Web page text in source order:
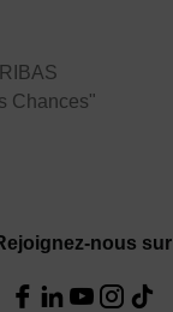
Chances"
nous sur